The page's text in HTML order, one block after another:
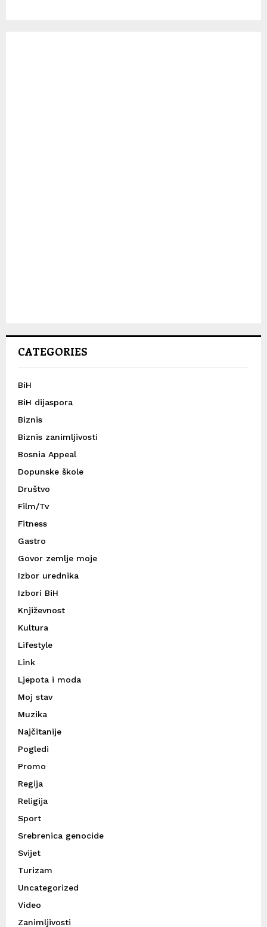
CATEGORIES
BiH
BiH dijaspora
Biznis
Biznis zanimljivosti
Bosnia Appeal
Dopunske škole
Društvo
Film/Tv
Fitness
Gastro
Govor zemlje moje
Izbor urednika
Izbori BiH
Književnost
Kultura
Lifestyle
Link
Ljepota i moda
Moj stav
Muzika
Najčitanije
Pogledi
Promo
Regija
Religija
Sport
Srebrenica genocide
Svijet
Turizam
Uncategorized
Video
Zanimljivosti